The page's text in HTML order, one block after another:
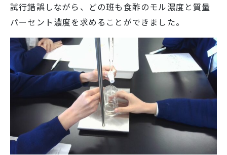
交通アクセス お問い合わせ
利用規約・免責事項 個人情報保護方針
SNS運用ポリシー 学校いじめ防止基本方針
採用情報
試行錯誤しながら、どの班も食酢のモル濃度と質量
パーセント濃度を求めることができました。